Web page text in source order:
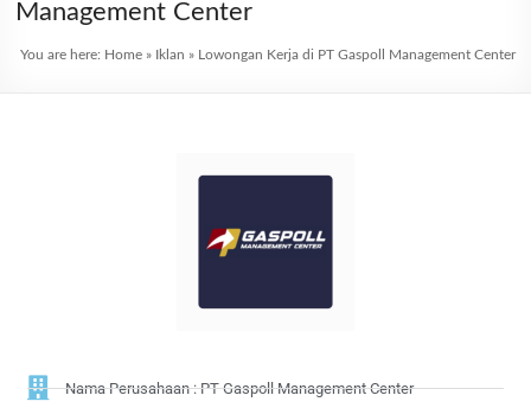
Management Center
You are here: Home» Iklan » Lowongan Kerja di PT Gaspoll Management Center
Nama Perusahaan : PT Gaspoll Management Center